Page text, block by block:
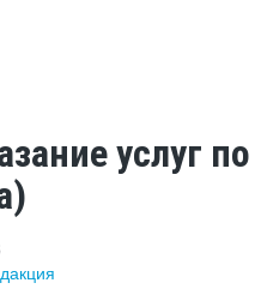
услуг